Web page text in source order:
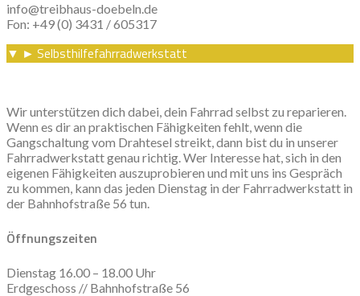
info@treibhaus-doebeln.de
Fon: +49 (0) 3431 / 605317
▼ ► Selbsthilfefahrradwerkstatt
Wir unterstützen dich dabei, dein Fahrrad selbst zu reparieren.
Wenn es dir an praktischen Fähigkeiten fehlt, wenn die
Gangschaltung vom Drahtesel streikt, dann bist du in unserer
Fahrradwerkstatt genau richtig. Wer Interesse hat, sich in den
eigenen Fähigkeiten auszuprobieren und mit uns ins Gespräch
zu kommen, kann das jeden Dienstag in der Fahrradwerkstatt in
der Bahnhofstraße 56 tun.
Öffnungszeiten
Dienstag 16.00 – 18.00 Uhr
Erdgeschoss // Bahnhofstraße 56